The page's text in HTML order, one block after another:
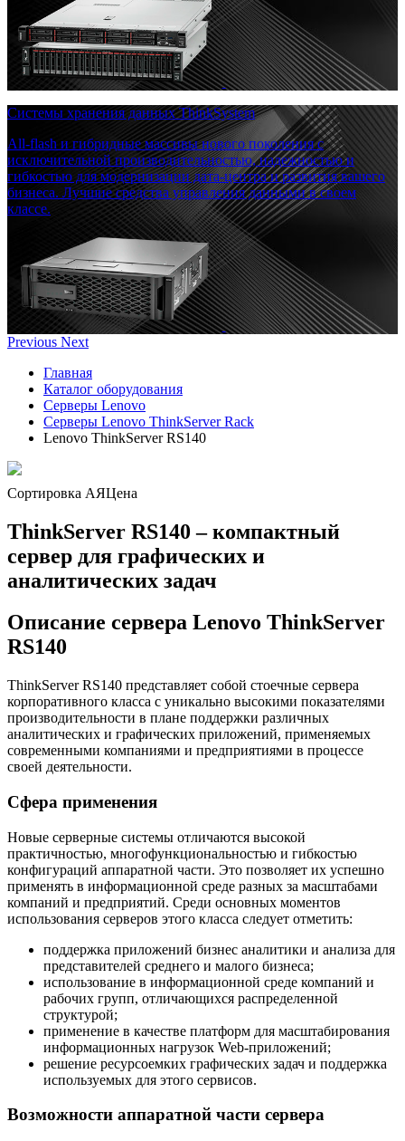
Системы хранения данных ThinkSystem
All-flash и гибридные массивы нового поколения с
исключительной производительностью, надежностью и
гибкостью для модернизации дата-центра и развития вашего
бизнеса. Лучшие средства управления данными в своем
классе.
Previous Next
Главная
Каталог оборудования
Серверы Lenovo
Серверы Lenovo ThinkServer Rack
Lenovo ThinkServer RS140
Сортировка АЯЦенa
ThinkServer RS140 – компактный
сервер для графических и
аналитических задач
Описание сервера Lenovo ThinkServer
RS140
ThinkServer RS140 представляет собой стоечные сервера
корпоративного класса с уникально высокими показателями
производительности в плане поддержки различных
аналитических и графических приложений, применяемых
современными компаниями и предприятиями в процессе
своей деятельности.
Сфера применения
Новые серверные системы отличаются высокой
практичностью, многофункциональностью и гибкостью
конфигураций аппаратной части. Это позволяет их успешно
применять в информационной среде разных за масштабами
компаний и предприятий. Среди основных моментов
использования серверов этого класса следует отметить:
поддержка приложений бизнес аналитики и анализа для
представителей среднего и малого бизнеса;
использование в информационной среде компаний и
рабочих групп, отличающихся распределенной
структурой;
применение в качестве платформ для масштабирования
информационных нагрузок Web-приложений;
решение ресурсоемких графических задач и поддержка
используемых для этого сервисов.
Возможности аппаратной части сервера